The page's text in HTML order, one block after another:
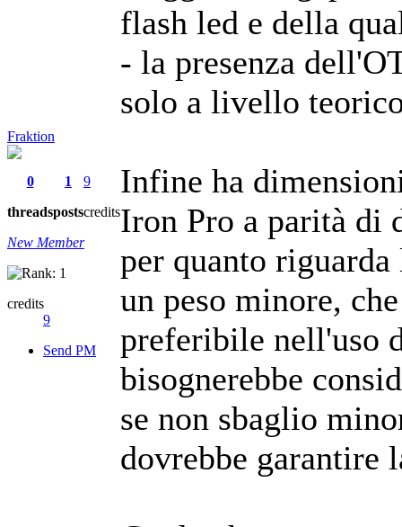
Fraktion
0
threads
1
posts
9
credits
New Member
credits
9
Send PM
flash led e della
- la presenza
solo a livello
Infine ha
Iron Pro a parità di
per quanto riguarda
un peso minore,
preferibile nell'uso
bisognerebbe
se non sbaglio
dovrebbe garantire